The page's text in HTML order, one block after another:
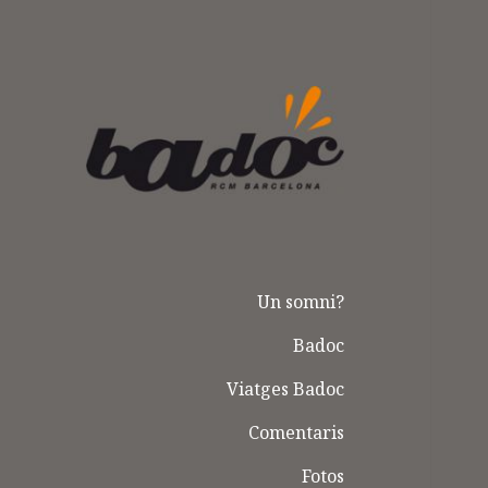
Un somni?
Badoc
Viatges Badoc
Comentaris
Fotos